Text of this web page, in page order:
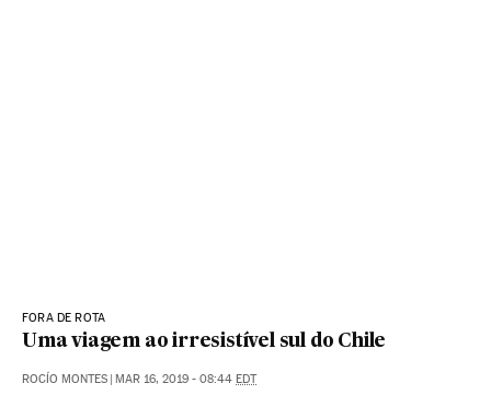
FORA DE ROTA
Uma viagem ao irresistível sul do Chile
ROCÍO MONTES MAR 16, 2019 - 08:44 EDT